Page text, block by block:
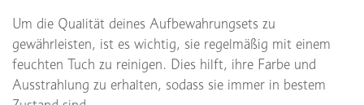
Um die Qualität deines Aufbewahrungsets zu
gewährleisten, ist es wichtig, sie regelmäßig mit einem
feuchten Tuch zu reinigen. Dies hilft, ihre Farbe und
Ausstrahlung zu erhalten, sodass sie immer in bestem